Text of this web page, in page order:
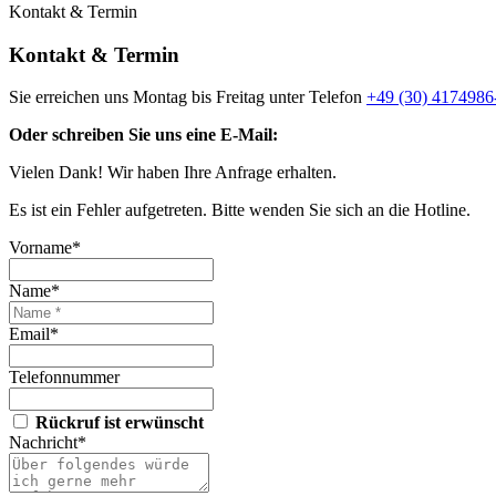
Kontakt & Termin
Kontakt & Termin
Sie erreichen uns Montag bis Freitag unter Telefon +49 (30)
Oder schreiben Sie uns eine E-Mail:
Vielen Dank! Wir haben Ihre Anfrage erhalten.
Es ist ein Fehler aufgetreten. Bitte wenden Sie sich an die Hotline.
Vorname*
Name*
Email*
Telefonnummer
Rückruf ist erwünscht
Nachricht*